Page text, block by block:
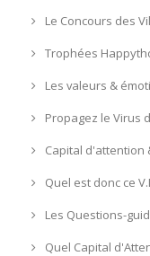
Le Concours des
Trophées
Les valeurs &
Propagez le Virus
Capital d'attention
Quel est donc ce
Les Questions-
Quel Capital